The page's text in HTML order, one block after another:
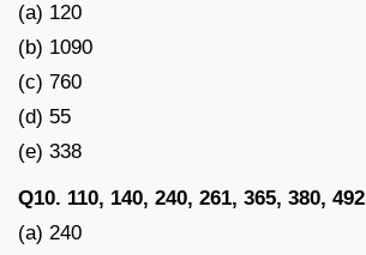
(a) 120
(b) 1090
(c) 760
(d) 55
(e) 338
Q10. 110, 140, 240, 261, 365, 380, 492
(a) 240